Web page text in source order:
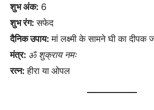
शुभ अंक: 6
शुभ रंग: सफेद
दैनिक उपाय: मां लक्ष्मी के सामने घी का दीपक
मंत्र: ॐ शुक्राय नमः
रत्न: हीरा या ओपल